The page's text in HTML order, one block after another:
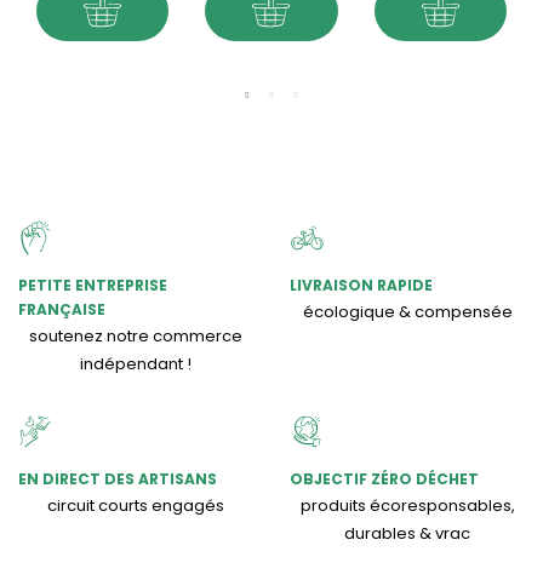
PETITE ENTREPRISE
FRANÇAISE
soutenez notre commerce
indépendant !
LIVRAISON RAPIDE
écologique & compensée
EN DIRECT DES ARTISANS
circuit courts engagés
OBJECTIF ZÉRO DÉCHET
produits écoresponsables,
durables & vrac